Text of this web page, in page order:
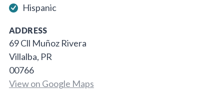
Hispanic
ADDRESS
69 Cll Muñoz Rivera
Villalba, PR
00766
View on Google Maps